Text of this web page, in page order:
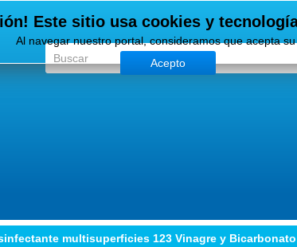
multisuperficies 123 Vinagre y Bicarbonato
Este sitio usa cookies y
Al navegar nuestro portal, consideramos que acepta
Acepto